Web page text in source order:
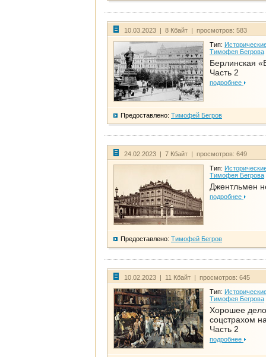
10.03.2023 | 8 Кбайт | просмотров: 583
Тип:
Тимофея Бегрова
Берлинская
Часть 2
подробнее
Предоставлено: Тимофей Бегров
24.02.2023 | 7 Кбайт | просмотров: 649
Тип:
Тимофея Бегрова
Джентльмен
подробнее
Предоставлено: Тимофей Бегров
10.02.2023 | 11 Кбайт | просмотров: 645
Тип:
Тимофея Бегрова
Хорошее дело
соцстрахом
Часть 2
подробнее